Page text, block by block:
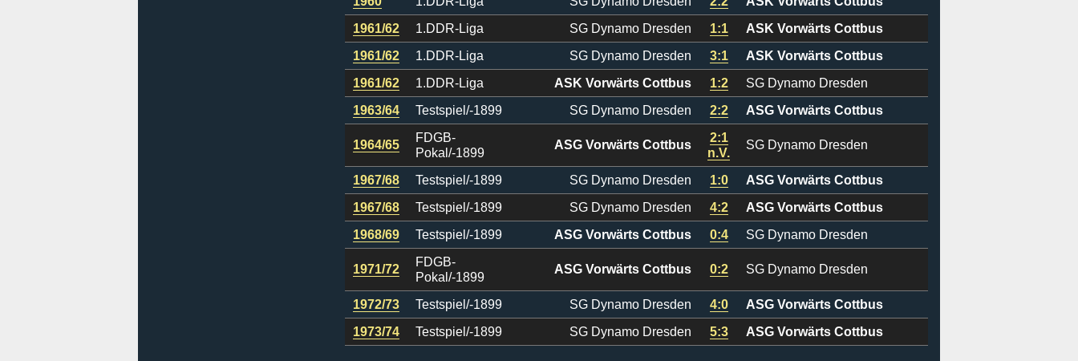
1961/62
1.DDR-Liga SG Dynamo Dresden 1:1
ASK Vorwärts Cottbus
1961/62
1.DDR-Liga SG Dynamo Dresden 3:1
ASK Vorwärts Cottbus
1961/62
1.DDR-Liga ASK Vorwärts Cottbus 1:2
SG Dynamo Dresden
1963/64
Testspiel/-1899 SG Dynamo Dresden 2:2 ASG Vorwärts Cottbus
1964/65
FDGB-
Pokal/-1899
ASG Vorwärts Cottbus
2:1
n.V.
SG Dynamo Dresden
1967/68 Testspiel/-1899 SG Dynamo Dresden 1:0
ASG Vorwärts Cottbus
1967/68
Testspiel/-1899 SG Dynamo Dresden 4:2
ASG Vorwärts Cottbus
1968/69
Testspiel/-1899 ASG Vorwärts Cottbus 0:4 SG Dynamo Dresden
1971/72
FDGB-
Pokal/-1899
ASG Vorwärts Cottbus 0:2 SG Dynamo Dresden
1972/73 Testspiel/-1899 SG Dynamo Dresden 4:0
ASG Vorwärts Cottbus
1973/74
Testspiel/-1899 SG Dynamo Dresden 5:3 ASG Vorwärts Cottbus